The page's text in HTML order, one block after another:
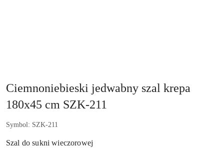
Ciemnoniebieski jedwabny szal krepa
180x45 cm SZK-211
Symbol: SZK-211
Szal do sukni wieczorowej